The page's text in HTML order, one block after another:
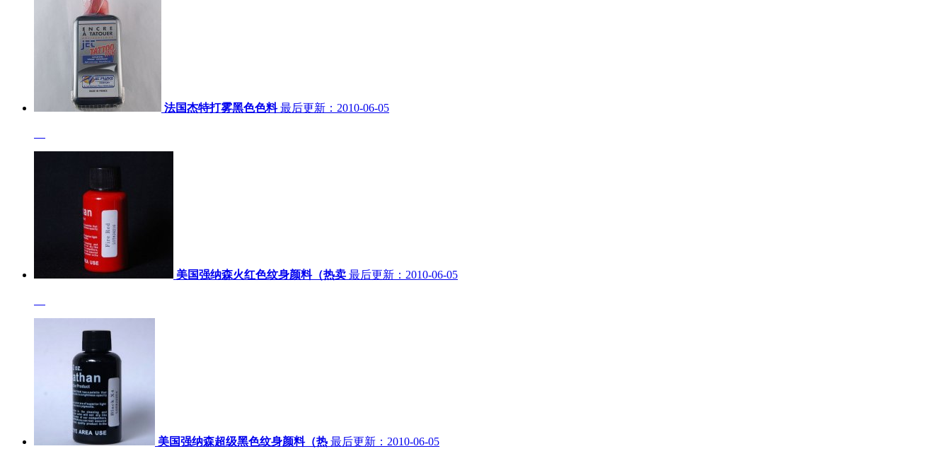
法国杰特打雾黑色色料 最后更新：2010-06-05
美国强纳森火红色纹身颜料（热卖 最后更新：2010-06-05
美国强纳森超级黑色纹身颜料（热 最后更新：2010-06-05